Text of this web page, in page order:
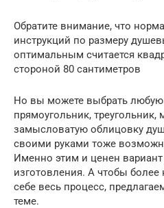
Обратите внимание, что
инструкций по размеру
оптимальным считается
стороной 80 сантиметров
Но вы можете выбрать любую
прямоугольник, треугольник,
замысловатую облицовку
своими руками тоже
Именно этим и ценен вариант
изготовления. А чтобы более
себе весь процесс,
теме.